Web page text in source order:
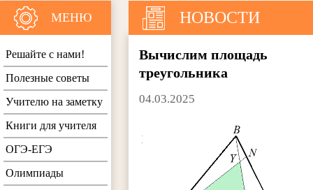
НОВОСТИ
Вычислим площадь
треугольника
04.03.2025
МЕНЮ
Решайте с нами!
Полезные советы
Учителю на заметку
Книги для учителя
ОГЭ-ЕГЭ
Олимпиады